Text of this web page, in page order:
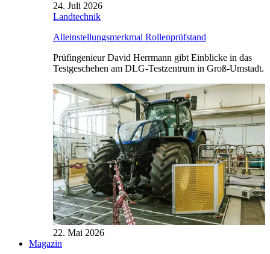
24. Juli 2026
Landtechnik
Alleinstellungsmerkmal Rollenprüfstand
Prüfingenieur David Herrmann gibt Einblicke in das
Testgeschehen am DLG-Testzentrum in Groß-Umstadt.
22. Mai 2026
Magazin